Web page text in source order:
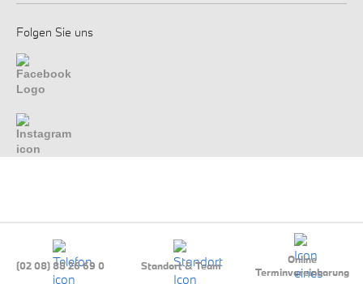
(02 08) 88 26 69 0 Standort & Team
Online
Terminvereinbarung
Folgen Sie uns